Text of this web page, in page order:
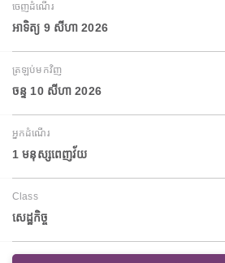
ចេញដំណើរ
អាទិត្យ 9 សីហា 2026
ត្រឡប់មកវិញ
ចន្ទ 10 សីហា 2026
អ្នកដំណើរ
1 មនុស្សពេញវ័យ
Class
សេដ្ឋកិច្ច